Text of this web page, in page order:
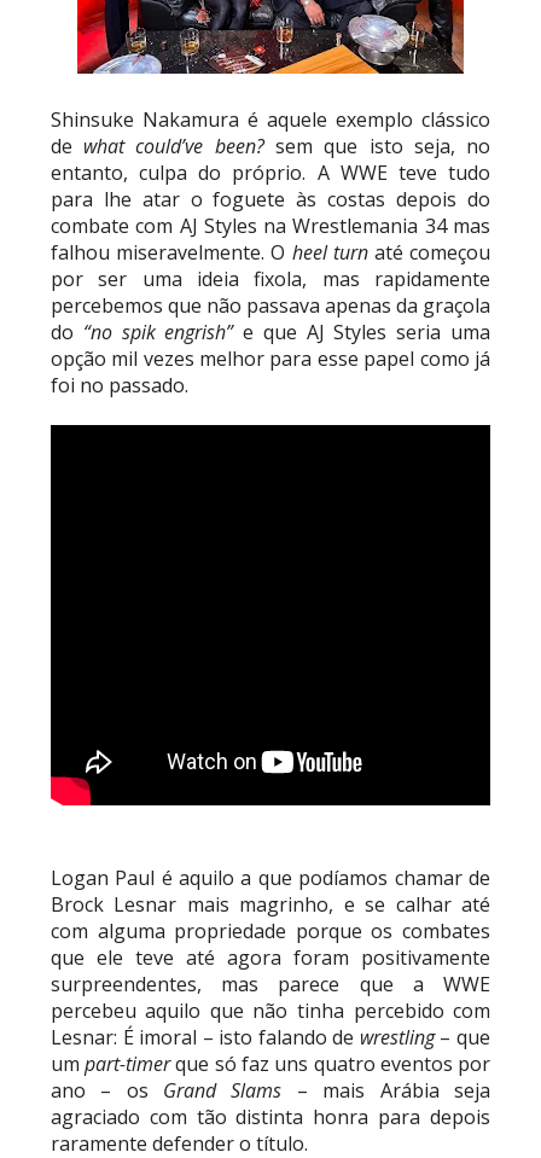
Shinsuke Nakamura é aquele exemplo clássico
de what could’ve been? sem que isto seja, no
entanto, culpa do próprio. A WWE teve tudo
para lhe atar o foguete às costas depois do
combate com AJ Styles na Wrestlemania 34 mas
falhou miseravelmente. O heel turn até começou
por ser uma ideia fixola, mas rapidamente
percebemos que não passava apenas da graçola
do “no spik engrish”e que AJ Styles seria uma
opção mil vezes melhor para esse papel como já
foi no passado.
Logan Paul é aquilo a que podíamos chamar de
Brock Lesnar mais magrinho, e se calhar até
com alguma propriedade porque os combates
que ele teve até agora foram positivamente
surpreendentes, mas parece que a WWE
percebeu aquilo que não tinha percebido com
Lesnar: É imoral – isto falando de wrestling– que
umpart-timerque só faz uns quatro eventos por
ano – os Grand Slams – mais Arábia seja
agraciado com tão distinta honra para depois
raramente defender o título.